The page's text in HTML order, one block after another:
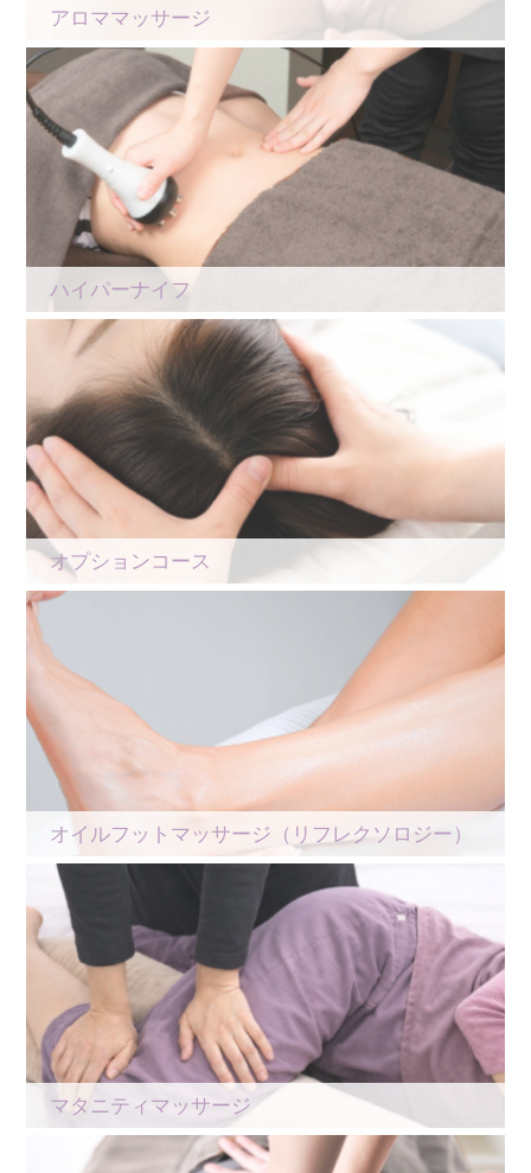
アロママッサージ
ハイパーナイフ
オプションコース
オイルフットマッサージ（リフレクソロジー）
マタニティマッサージ